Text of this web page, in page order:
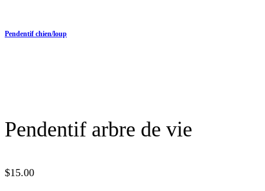
Pendentif chien/loup
Pendentif arbre de vie
$15.00